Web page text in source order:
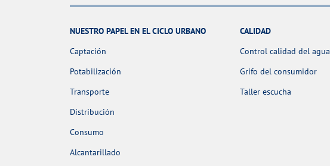
NUESTRO PAPEL EN EL CICLO URBANO
Captación
Potabilización
Transporte
Distribución
Consumo
Alcantarillado
CALIDAD
Control calidad del agua
Grifo del consumidor
Taller escucha